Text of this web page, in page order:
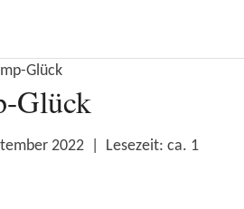
Glück
Glück
2022 | Lesezeit: ca. 1